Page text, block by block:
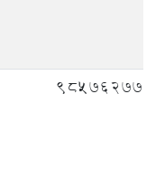
9857627777